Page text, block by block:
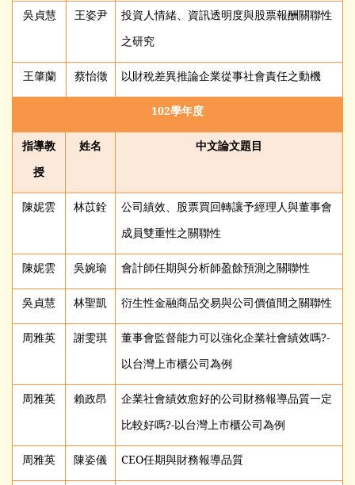
吳貞慧 王姿尹
投資人情緒、資訊透明度與股票報酬關聯性
之研究
王肇蘭 蔡怡徵 以財稅差異推論企業從事社會責任之動機
102學年度
指導教
授
姓名 中文論文題目
陳妮雲 林苡銓
公司績效、股票買回轉讓予經理人與董事會
成員雙重性之關聯性
陳妮雲 吳婉瑜 會計師任期與分析師盈餘預測之關聯性
吳貞慧 林聖凱 衍生性金融商品交易與公司價值間之關聯性
周雅英 謝雯琪
董事會監督能力可以強化企業社會績效嗎?-
以台灣上市櫃公司為例
周雅英 賴政昂
企業社會績效愈好的公司財務報導品質一定
比較好嗎?-以台灣上市櫃公司為例
周雅英 陳姿儀 CEO任期與財務報導品質